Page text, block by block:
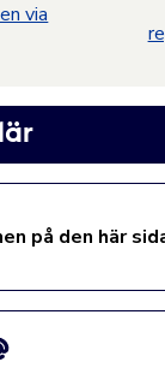
via
på den här